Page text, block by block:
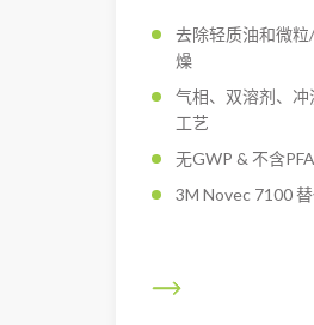
去除轻质油和微
燥
气相、双溶剂、冲
工艺
无GWP & 不含
3M Novec 7100